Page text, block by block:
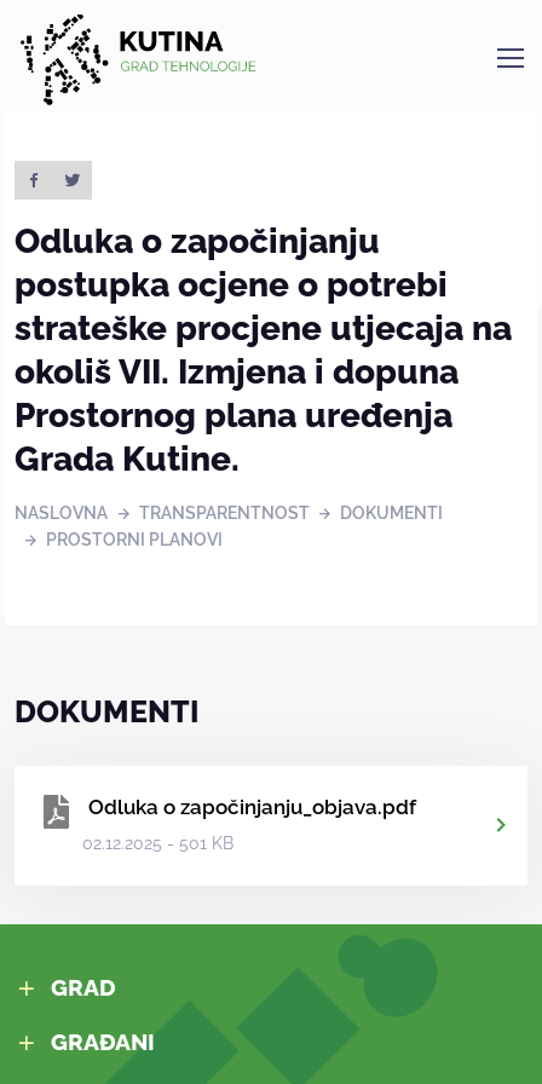
Kutina
Odluka o započinjanju
postupka ocjene o potrebi
strateške procjene utjecaja na
okoliš VII. Izmjena i dopuna
Prostornog plana uređenja
Grada Kutine.
NASLOVNA TRANSPARENTNOST
DOKUMENTI
PROSTORNI PLANOVI
DOKUMENTI
Odluka o započinjanju_objava.pdf
02.12.2025 - 501 KB
GRAD
GRAĐANI